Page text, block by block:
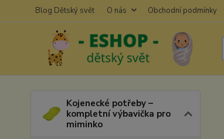
Blog Dětský svět O nás Obchodní podmínky
Kojenecké potřeby –
kompletní výbavička pro
miminko